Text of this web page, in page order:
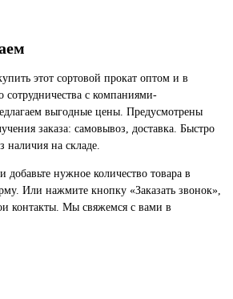
этот сортовой прокат оптом и в
сотрудничества с компаниями-
выгодные цены. Предусмотрены
заказа: самовывоз, доставка. Быстро
наличия на складе.
нужное количество товара в
Или нажмите кнопку «Заказать звонок»,
контакты. Мы свяжемся с вами в